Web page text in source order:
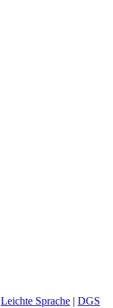
Leichte Sprache | DGS